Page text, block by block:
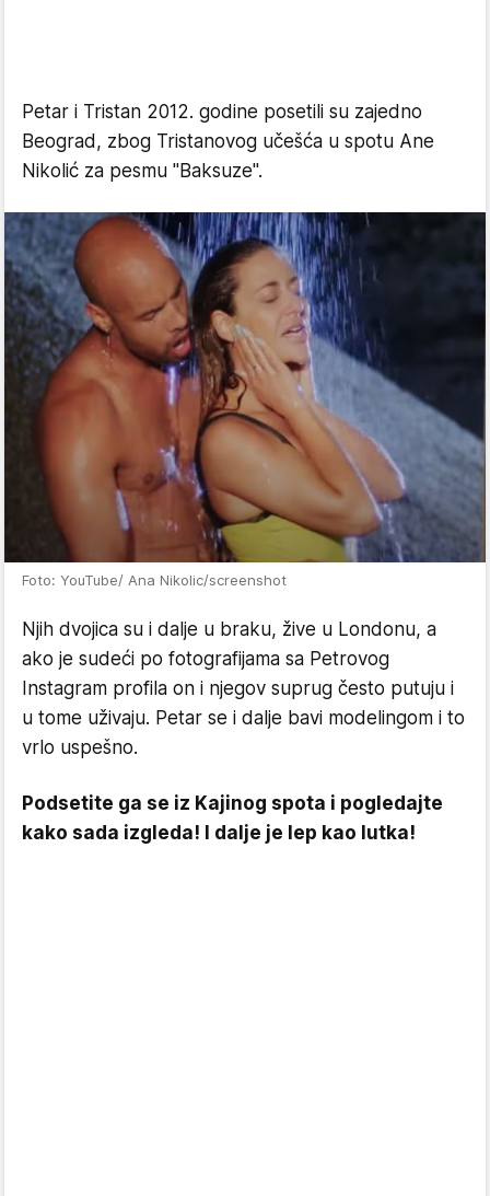
Petar i Tristan 2012. godine posetili su zajedno
Beograd, zbog Tristanovog učešća u spotu Ane
Nikolić za pesmu "Baksuze".
Foto: YouTube/ Ana Nikolic/screenshot
Njih dvojica su i dalje u braku, žive u Londonu, a
ako je sudeći po fotografijama sa Petrovog
Instagram profila on i njegov suprug često putuju i
u tome uživaju. Petar se i dalje bavi modelingom i to
vrlo uspešno.
Podsetite ga se iz Kajinog spota i pogledajte
kako sada izgleda! I dalje je lep kao lutka!